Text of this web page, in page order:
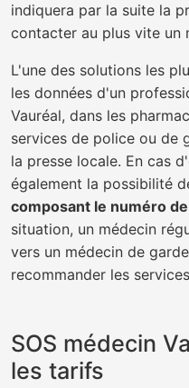
indiquera par la suite la
contacter au plus vite un
L'une des solutions les
les données d'un
Vauréal, dans les
services de police ou de
la presse locale. En cas
également la possibilité
composant le numéro
situation, un médecin
vers un médecin de
recommander les
SOS médecin
les tarifs